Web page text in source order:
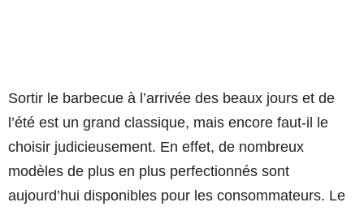
Sortir le barbecue à l’arrivée des beaux jours et de
l’été est un grand classique, mais encore faut-il le
choisir judicieusement. En effet, de nombreux
modèles de plus en plus perfectionnés sont
aujourd’hui disponibles pour les consommateurs. Le